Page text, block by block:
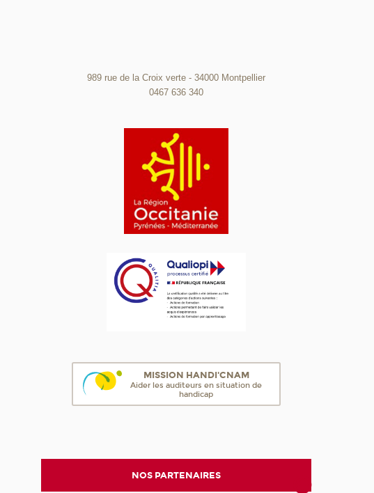
989 rue de la Croix verte - 34000 Montpellier
0467 636 340
MISSION HANDI'CNAM
Aider les auditeurs en situation de
handicap
NOS PARTENAIRES